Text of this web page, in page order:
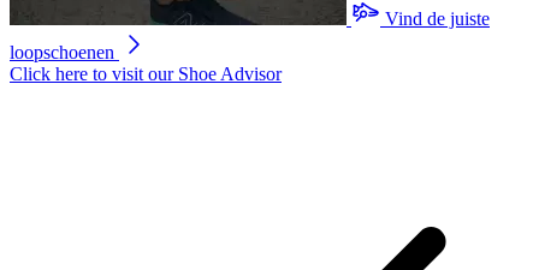
Vind de juiste
loopschoenen
Click here to visit our Shoe Advisor